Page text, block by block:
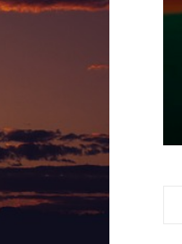
le travail :